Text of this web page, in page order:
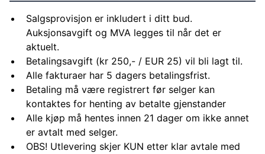
Salgsprovisjon er inkludert i ditt bud.
Auksjonsavgift og MVA legges til når det er
aktuelt.
Betalingsavgift (kr 250,- / EUR 25) vil bli lagt til.
Alle fakturaer har 5 dagers betalingsfrist.
Betaling må være registrert før selger kan
kontaktes for henting av betalte gjenstander
Alle kjøp må hentes innen 21 dager om ikke annet
er avtalt med selger.
OBS! Utlevering skjer KUN etter klar avtale med